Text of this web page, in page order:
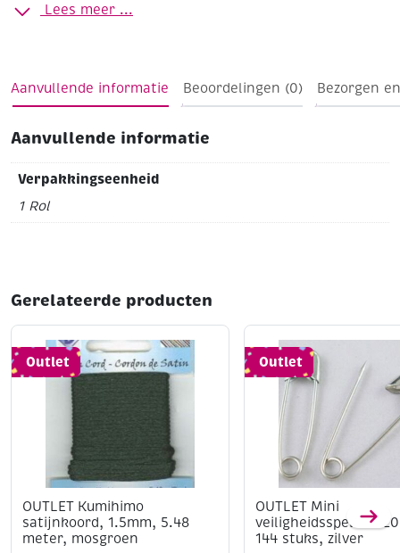
(artikelnummer 400157), maar ook als decoratief lint,
spindel
Lees meer ...
Aanvullende informatie Beoordelingen (0) Bezorgen
Aanvullende informatie
Verpakkingseenheid
1 Rol
Gerelateerde producten
Outlet
OUTLET Kumihimo
satijnkoord, 1.5mm, 5.48
meter, mosgroen
Outlet
OUTLET Mini
veiligheidsspelden
144 stuks, zilver